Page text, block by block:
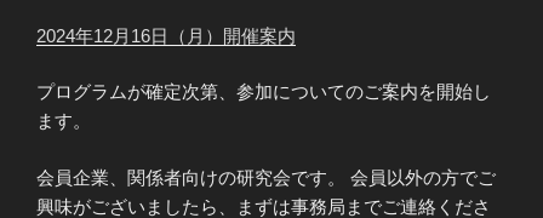
2024年12月16日（月）開催案内
プログラムが確定次第、参加についてのご案内を開始し
ます。
会員企業、関係者向けの研究会です。 会員以外の方でご
興味がございましたら、まずは事務局までご連絡くださ